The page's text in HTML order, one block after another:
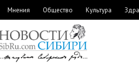
Мнения Общество Культура